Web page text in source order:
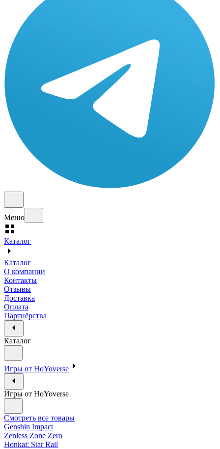
Меню
Каталог
Каталог
О компании
Контакты
Отзывы
Доставка
Оплата
Партнёрства
Каталог
Игры от HoYoverse
Игры от HoYoverse
Смотреть все товары
Genshin Impact
Zenless Zone Zero
Honkai: Star Rail